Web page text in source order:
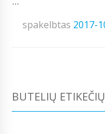
spakelbtas 2017-
BUTELIŲ